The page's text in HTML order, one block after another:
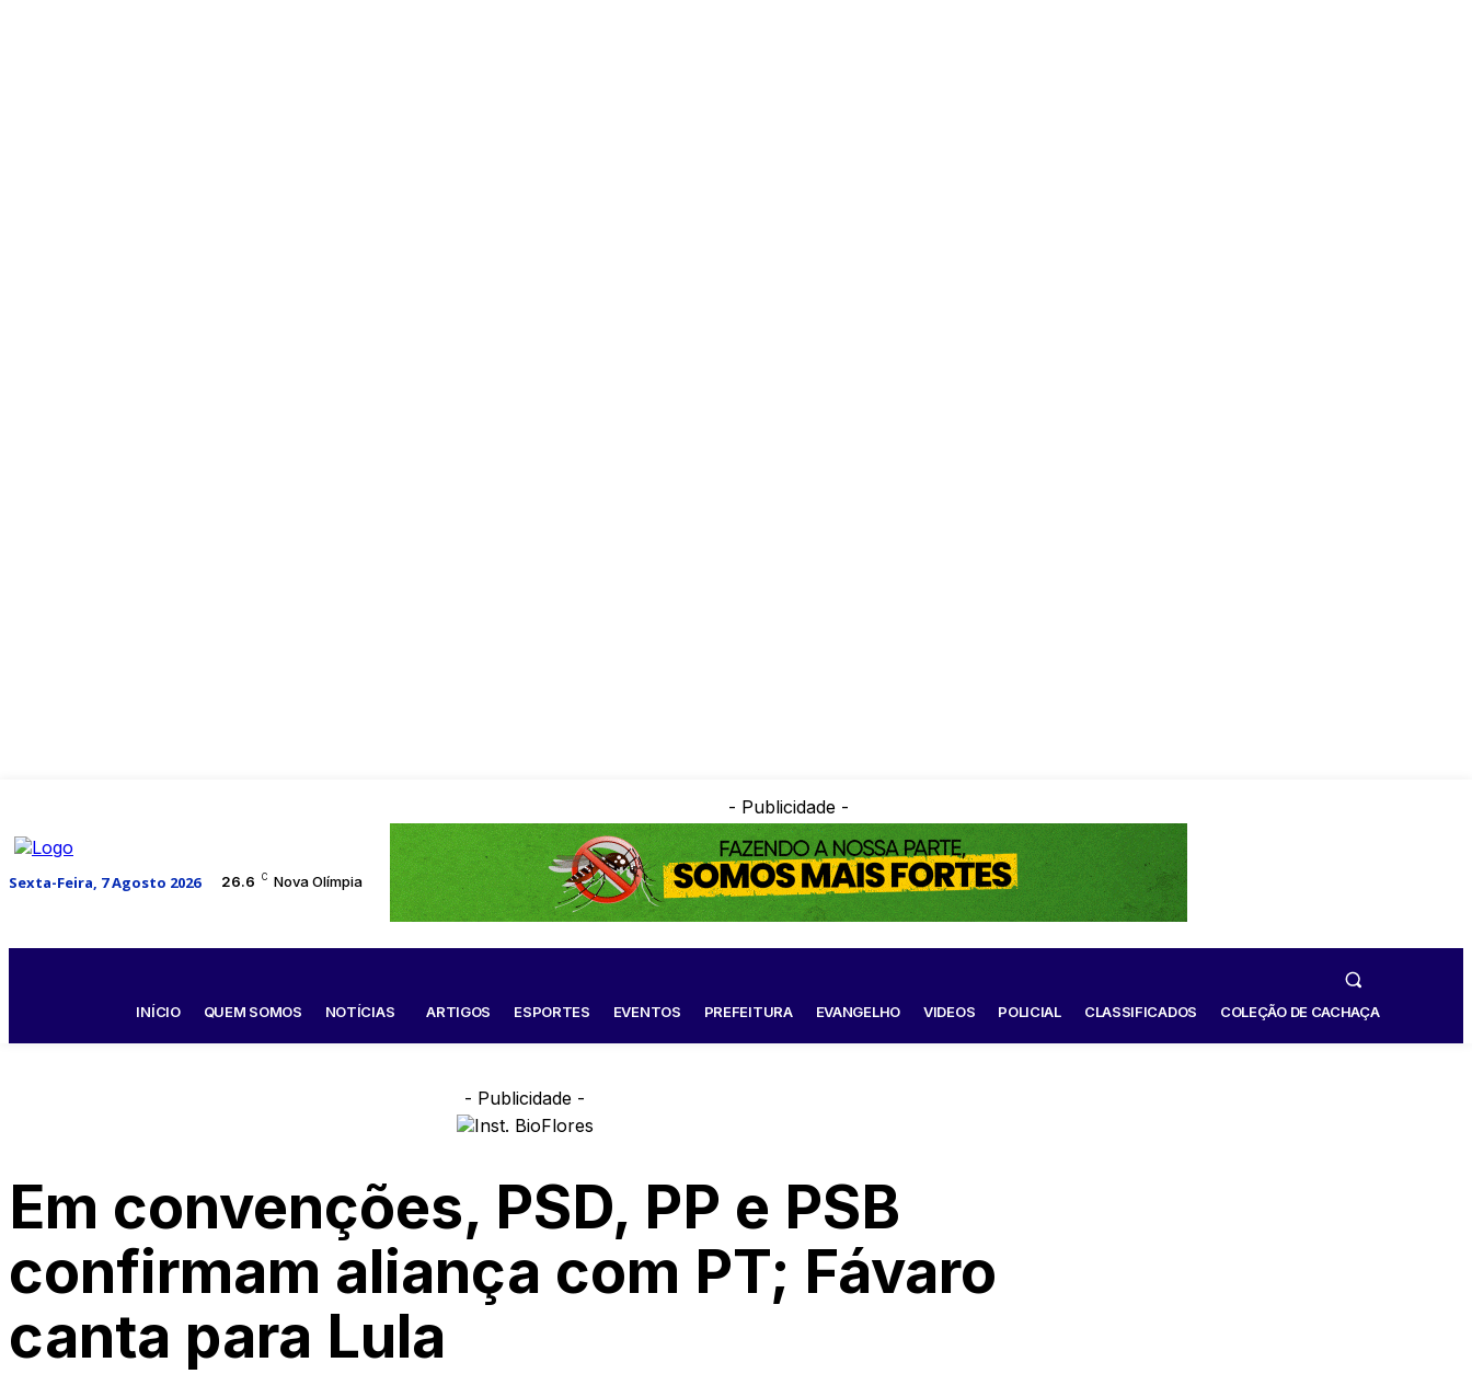
Sexta-Feira, 7 Agosto 2026 26.6 C Nova Olímpia
- Publicidade -
INÍCIO QUEM SOMOS NOTÍCIAS ARTIGOS ESPORTES EVENTOS PREFEITURA EVANGELHO VIDEOS POLICIAL CLASSIFICADOS COLEÇÃO DE CACHAÇA
- Publicidade -
Em convenções, PSD, PP e PSB
confirmam aliança com PT; Fávaro
canta para Lula